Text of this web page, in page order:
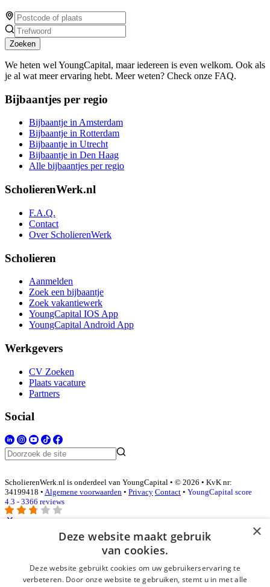
Zoeken
We heten wel YoungCapital, maar iedereen is even welkom. Ook als
je al wat meer ervaring hebt. Meer weten? Check onze FAQ.
Bijbaantjes per regio
Bijbaantje in Amsterdam
Bijbaantje in Rotterdam
Bijbaantje in Utrecht
Bijbaantje in Den Haag
Alle bijbaantjes per regio
ScholierenWerk.nl
F.A.Q.
Contact
Over ScholierenWerk
Scholieren
Aanmelden
Zoek een bijbaantje
Zoek vakantiewerk
YoungCapital IOS App
YoungCapital Android App
Werkgevers
CV Zoeken
Plaats vacature
Partners
Social
ScholierenWerk.nl is onderdeel van YoungCapital • © 2026 • KvK nr:
34199418 • Algemene voorwaarden • Privacy Contact • YoungCapital score
4.3 - 3366 reviews
Inloggen als bedrijf
E-mail*
×
Deze website maakt gebruik
van cookies.
Deze website gebruikt cookies om uw gebruikerservaring te
verbeteren. Door onze website te gebruiken, stemt u in met alle